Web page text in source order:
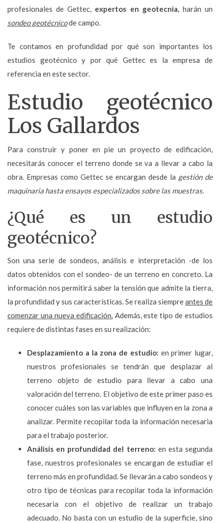
profesionales de Gettec, expertos en geotecnia, harán un
sondeo geotécnicode campo.
Te contamos en profundidad por qué son importantes los
estudios geotécnico y por qué Gettec es la empresa de
referencia en este sector.
Estudio geotécnico
Los Gallardos
Para construir y poner en pie un proyecto de edificación,
necesitarás conocer el terreno donde se va a llevar a cabo la
obra. Empresas como Gettec se encargan desde la gestión de
maquinaria hasta ensayos especializados sobre las muestras.
¿Qué es un estudio
geotécnico?
Son una serie de sondeos, análisis e interpretación -de los
datos obtenidos con el sondeo- de un terreno en concreto. La
información nos permitirá saber la tensión que admite la tierra,
la profundidad y sus características. Se realiza siempreantes de
comenzar una nueva edificación.Además, este tipo de estudios
requiere de distintas fases en su realización:
Desplazamiento a la zona de estudio: en primer lugar,
nuestros profesionales se tendrán que desplazar al
terreno objeto de estudio para llevar a cabo una
valoración del terreno. El objetivo de este primer paso es
conocer cuáles son las variables que influyen en la zona a
analizar. Permite recopilar toda la información necesaria
para el trabajo posterior.
Análisis en profundidad del terreno: en esta segunda
fase, nuestros profesionales se encargan de estudiar el
terreno más en profundidad. Se llevarán a cabo sondeos y
otro tipo de técnicas para recopilar toda la información
necesaria con el objetivo de realizar un trabajo
adecuado. No basta con un estudio de la superficie, sino